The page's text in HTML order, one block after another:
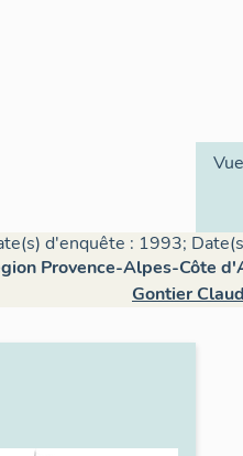
d'enquête : 1993;
Provence-Alpes-Côte
Gontier